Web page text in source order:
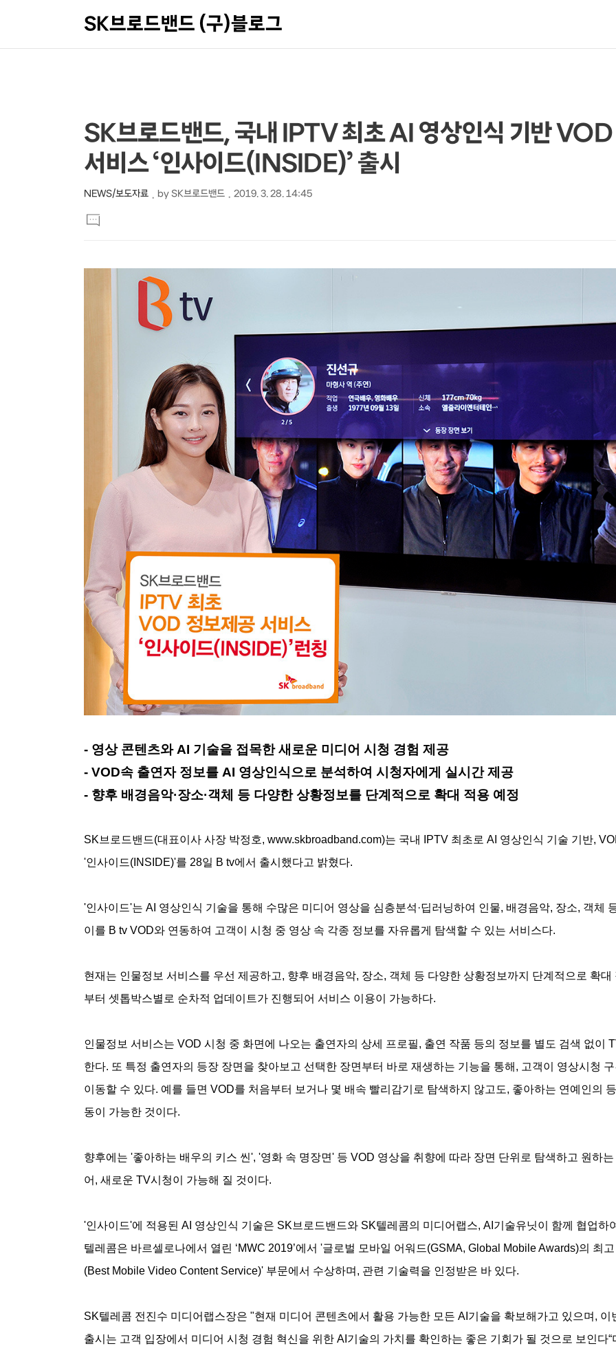
SK브로드밴드 (구)블로그
상
세
컨
텐
츠
본
문
제
SK브로드밴드, 국내 IPTV 최초 AI 영상인식 기반 VOD
서비스 ‘인사이드(INSIDE)’ 출시
NEWS/보도자료 by SK브로드밴드 2019. 3. 28. 14:45
문
댓
글
- 영상 콘텐츠와 AI 기술을 접목한 새로운 미디어 시청 경험 제공
- VOD속 출연자 정보를 AI 영상인식으로 분석하여 시청자에게 실시간 제공
- 향후 배경음악·장소·객체 등 다양한 상황정보를 단계적으로 확대 적용 예정
SK브로드밴드(대표이사 사장 박정호, www.skbroadband.com)는 국내 IPTV 최초로 AI 영상인식 기술 기반,
'인사이드(INSIDE)'를 28일 B tv에서 출시했다고 밝혔다.
'인사이드'는 AI 영상인식 기술을 통해 수많은 미디어 영상을 심층분석·딥러닝하여 인물, 배경음악, 장소, 객체
이를 B tv VOD와 연동하여 고객이 시청 중 영상 속 각종 정보를 자유롭게 탐색할 수 있는 서비스다.
현재는 인물정보 서비스를 우선 제공하고, 향후 배경음악, 장소, 객체 등 다양한 상황정보까지 단계적으로 확
부터 셋톱박스별로 순차적 업데이트가 진행되어 서비스 이용이 가능하다.
인물정보 서비스는 VOD 시청 중 화면에 나오는 출연자의 상세 프로필, 출연 작품 등의 정보를 별도 검색 없이
한다. 또 특정 출연자의 등장 장면을 찾아보고 선택한 장면부터 바로 재생하는 기능을 통해, 고객이 영상시청
이동할 수 있다. 예를 들면 VOD를 처음부터 보거나 몇 배속 빨리감기로 탐색하지 않고도, 좋아하는 연예인의
동이 가능한 것이다.
향후에는 '좋아하는 배우의 키스 씬', '영화 속 명장면' 등 VOD 영상을 취향에 따라 장면 단위로 탐색하고 원하
어, 새로운 TV시청이 가능해 질 것이다.
'인사이드'에 적용된 AI 영상인식 기술은 SK브로드밴드와 SK텔레콤의 미디어랩스, AI기술유닛이 함께 협업하
텔레콤은 바르셀로나에서 열린 ‘MWC 2019’에서 '글로벌 모바일 어워드(GSMA, Global Mobile Awards)의 최
(Best Mobile Video Content Service)' 부문에서 수상하며, 관련 기술력을 인정받은 바 있다.
SK텔레콤 전진수 미디어랩스장은 "현재 미디어 콘텐츠에서 활용 가능한 모든 AI기술을 확보해가고 있으며, 이
출시는 고객 입장에서 미디어 시청 경험 혁신을 위한 AI기술의 가치를 확인하는 좋은 기회가 될 것으로 보인다“